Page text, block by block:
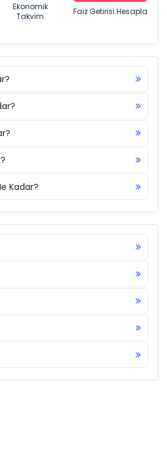
Ekonomik
Takvim
Faiz Getirisi Hesapla
Kadar?